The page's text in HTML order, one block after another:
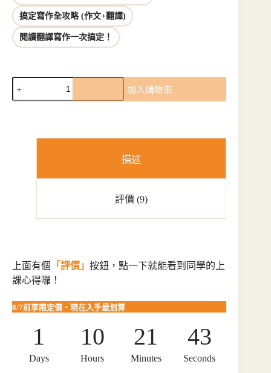
搞定寫作全攻略 (作文+翻譯)
閱讀翻譯寫作一次搞定！
程
組
合
|
加入購物車
描述
評價 (9)
上面有個 「評價」 按鈕，點一下就能看到同學的上
課心得囉！
8/7前享限定價・現在入手最划算
1
Days
10
Hours
21
Minutes
41
Seconds